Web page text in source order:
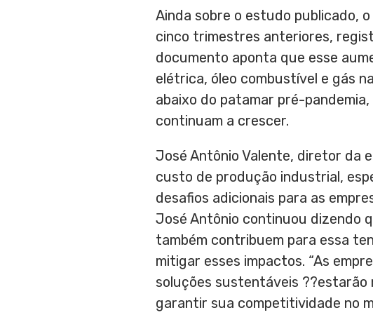
Ainda sobre o estudo publicado,
cinco trimestres anteriores,
documento aponta que esse
elétrica, óleo combustível e gás
abaixo do patamar pré-
continuam a crescer.
José Antônio Valente, diretor da
custo de produção industrial,
desafios adicionais para as
José Antônio continuou dizendo
também contribuem para essa
mitigar esses impactos. “As
soluções sustentáveis
garantir sua competitividade no